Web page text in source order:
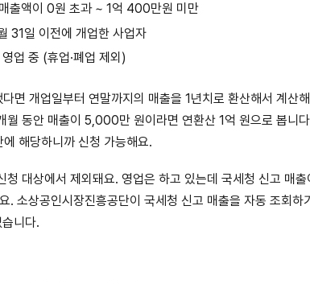
출액이 0원 초과 ~ 1억 400만원 미만
31일 이전에 개업한 사업자
업 중 (휴업·폐업 제외)
면 개업일부터 연말까지의 매출을 1년치로 환산해서 계산
월 동안 매출이 5,000만 원이라면 연환산 1억 원으로 봅니
해당하니까 신청 가능해요.
청 대상에서 제외돼요. 영업은 하고 있는데 국세청 신고 매출
. 소상공인시장진흥공단이 국세청 신고 매출을 자동 조회하
니다.